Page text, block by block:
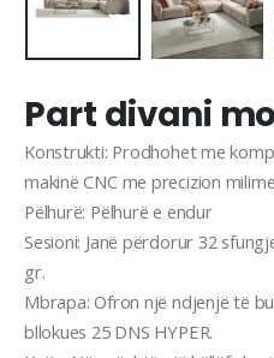
Part divani
Konstrukti: Prodhohet me
makinë CNC me precizion
Pëlhurë: Pëlhurë e endur
Sesioni: Janë përdorur 32
gr.
Mbrapa: Ofron një ndjenjë të
bllokues 25 DNS HYPER.